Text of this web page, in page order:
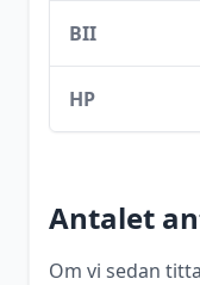
BII
HP
Antalet
Om vi sedan